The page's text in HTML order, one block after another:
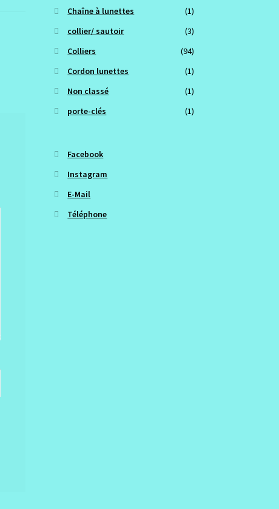
Chaîne à lunettes
(1)
collier/ sautoir
(3)
Colliers
(94)
Cordon lunettes
(1)
Non classé
(1)
porte-clés
(1)
Facebook
Instagram
E-Mail
Téléphone